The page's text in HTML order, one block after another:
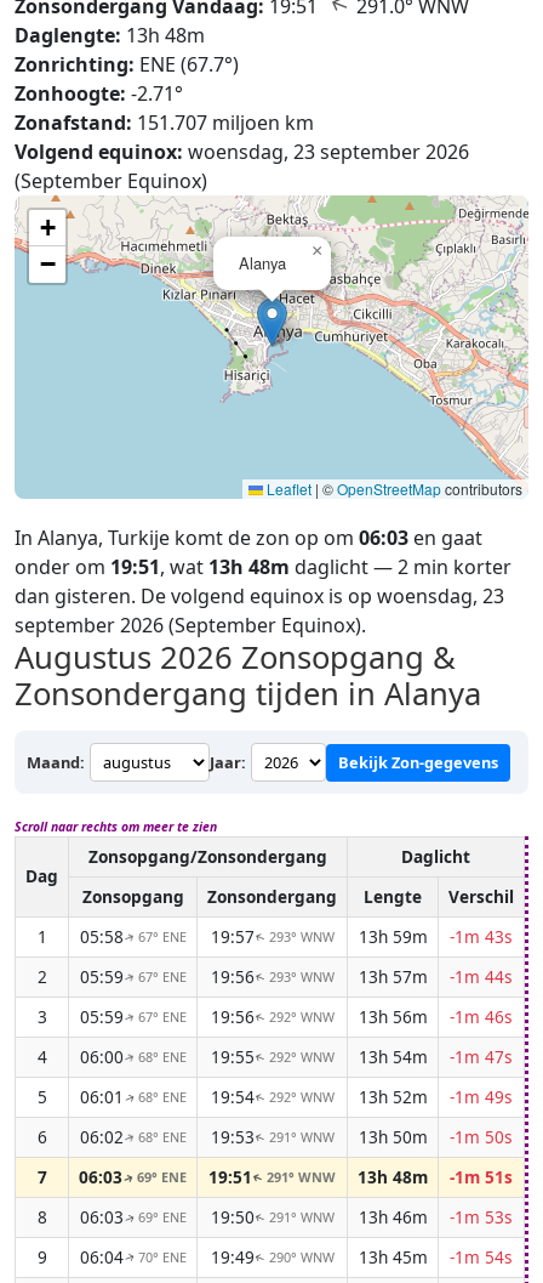
Zonsondergang Vandaag: 19:51
291.0° WNW
Daglengte: 13h 48m
Zonrichting: ENE (67.7°)
Zonhoogte: -2.71°
Zonafstand: 151.707 miljoen km
Volgend equinox: woensdag, 23 september 2026
(September Equinox)
Alanya
×
+
−
Leaflet | ©OpenStreetMapcontributors
In Alanya, Turkije komt de zon op om 06:03 en gaat
onder om 19:51, wat 13h 48m daglicht — 2 min korter
dan gisteren. De volgend equinox is op woensdag, 23
september 2026 (September Equinox).
Augustus 2026 Zonsopgang &
Zonsondergang tijden in Alanya
Maand: Jaar: Bekijk Zon-gegevens
Scroll naar rechts om meer te zien
Dag
Zonsopgang/Zonsondergang Daglicht
Zonsopgang
Zonsondergang Lengte
Verschil
1
05:58↑ 67° ENE 19:57↑ 293° WNW 13h 59m
-1m 43s
2
05:59↑ 67° ENE 19:56↑ 293° WNW 13h 57m
-1m 44s
3
05:59↑ 67° ENE 19:56↑ 292° WNW 13h 56m
-1m 46s
4
06:00↑ 68° ENE 19:55↑ 292° WNW 13h 54m
-1m 47s
5
06:01 ↑ 68° ENE 19:54↑ 292° WNW 13h 52m
-1m 49s
6
06:02↑ 68° ENE 19:53↑ 291° WNW 13h 50m
-1m 50s
7
06:03↑69° ENE 19:51 ↑291° WNW 13h 48m
-1m 51s
8
06:03↑ 69° ENE 19:50↑ 291° WNW 13h 46m
-1m 53s
9
06:04↑ 70° ENE 19:49↑ 290° WNW 13h 45m
-1m 54s